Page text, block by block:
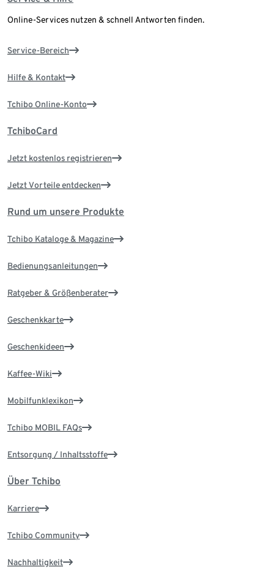
Online-Services nutzen & schnell Antworten finden.
Service-Bereich
Hilfe & Kontakt
Tchibo Online-Konto
TchiboCard
Jetzt kostenlos registrieren
Jetzt Vorteile entdecken
Rund um unsere Produkte
Tchibo Kataloge & Magazine
Bedienungsanleitungen
Ratgeber & Größenberater
Geschenkkarte
Geschenkideen
Kaffee-Wiki
Mobilfunklexikon
Tchibo MOBIL FAQs
Entsorgung / Inhaltsstoffe
Über Tchibo
Karriere
Tchibo Community
Nachhaltigkeit